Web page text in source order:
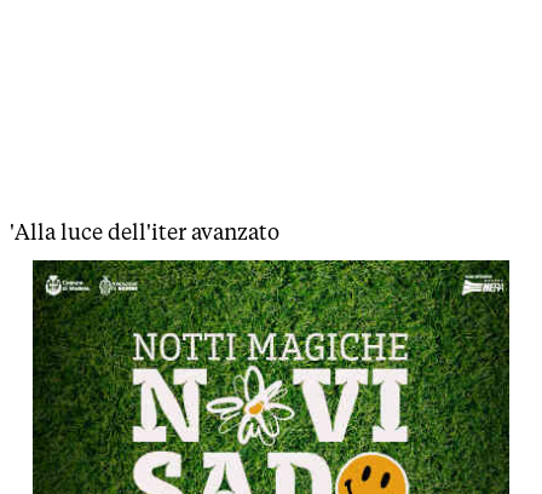
'Alla luce dell'iter avanzato